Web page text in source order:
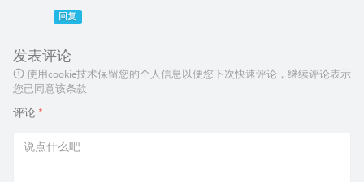
回复
发表评论
使用cookie技术保留您的个人信息以便您下次快速评论，继续评论表示
您已同意该条款
评论 *